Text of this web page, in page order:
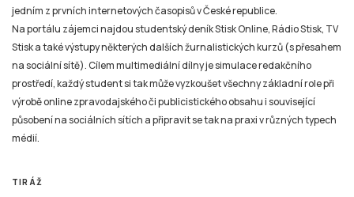
jedním z prvních internetových časopisů v České republice.
Na portálu zájemci najdou studentský deník Stisk Online, Rádio Stisk, TV
Stisk a také výstupy některých dalších žurnalistických kurzů (s přesahem
na sociální sítě). Cílem multimediální dílny je simulace redakčního
prostředí, každý student si tak může vyzkoušet všechny základní role při
výrobě online zpravodajského či publicistického obsahu i související
působení na sociálních sítích a připravit se tak na praxi v různých typech
médií.
TIRÁŽ